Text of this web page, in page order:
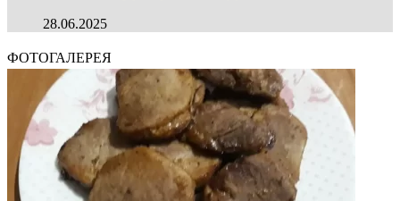
28.06.2025
ФОТОГАЛЕРЕЯ